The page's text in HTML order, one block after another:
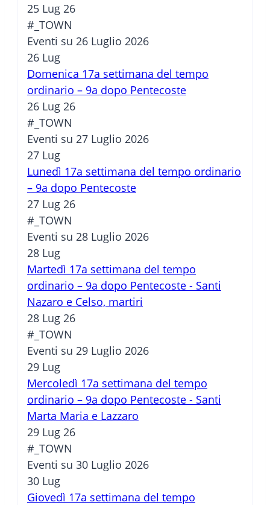
25 Lug 26
#_TOWN
Eventi su 26 Luglio 2026
26 Lug
Domenica 17a settimana del tempo
ordinario – 9a dopo Pentecoste
26 Lug 26
#_TOWN
Eventi su 27 Luglio 2026
27 Lug
Lunedì 17a settimana del tempo ordinario
– 9a dopo Pentecoste
27 Lug 26
#_TOWN
Eventi su 28 Luglio 2026
28 Lug
Martedì 17a settimana del tempo
ordinario – 9a dopo Pentecoste - Santi
Nazaro e Celso, martiri
28 Lug 26
#_TOWN
Eventi su 29 Luglio 2026
29 Lug
Mercoledì 17a settimana del tempo
ordinario – 9a dopo Pentecoste - Santi
Marta Maria e Lazzaro
29 Lug 26
#_TOWN
Eventi su 30 Luglio 2026
30 Lug
Giovedì 17a settimana del tempo